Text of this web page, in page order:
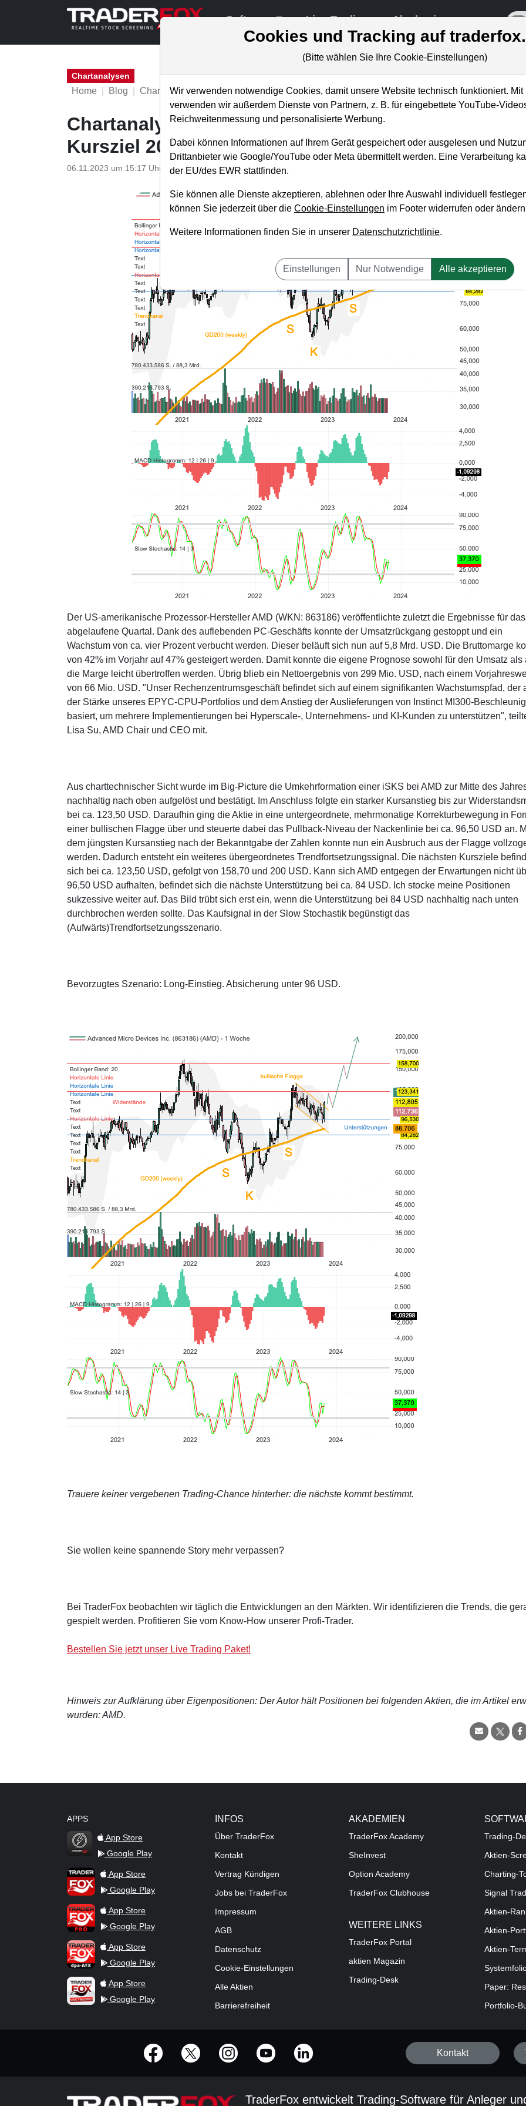
Software Live-Trading Akademie
Chartanalysen
Home Blog Chartanalysen
Chartanalyse AMD: Hoffnung auf KI-Chip beflügelt
Kursziel 200 USD!
06.11.2023 um 15:17 Uhr P. Uhlschmied
Der US-amerikanische Prozessor-Hersteller AMD (WKN: 863186) veröffentlichte zuletzt die Ergebnisse für das
abgelaufene Quartal. Dank des auflebenden PC-Geschäfts konnte der Umsatzrückgang gestoppt und ein
Wachstum von ca. vier Prozent verbucht werden. Dieser beläuft sich nun auf 5,8 Mrd. USD. Die Bruttomarge
von 42% im Vorjahr auf 47% gesteigert werden. Damit konnte die eigene Prognose sowohl für den Umsatz als
die Marge leicht übertroffen werden. Übrig blieb ein Nettoergebnis von 299 Mio. USD, nach einem
von 66 Mio. USD. "Unser Rechenzentrumsgeschäft befindet sich auf einem signifikanten Wachstumspfad, der
der Stärke unseres EPYC-CPU-Portfolios und dem Anstieg der Auslieferungen von Instinct MI300-
basiert, um mehrere Implementierungen bei Hyperscale-, Unternehmens- und KI-Kunden zu unterstützen",
Lisa Su, AMD Chair und CEO mit.
Aus charttechnischer Sicht wurde im Big-Picture die Umkehrformation einer iSKS bei AMD zur Mitte des
nachhaltig nach oben aufgelöst und bestätigt. Im Anschluss folgte ein starker Kursanstieg bis zur
bei ca. 123,50 USD. Daraufhin ging die Aktie in eine untergeordnete, mehrmonatige Korrekturbewegung in
einer bullischen Flagge über und steuerte dabei das Pullback-Niveau der Nackenlinie bei ca. 96,50 USD an.
dem jüngsten Kursanstieg nach der Bekanntgabe der Zahlen konnte nun ein Ausbruch aus der Flagge
werden. Dadurch entsteht ein weiteres übergeordnetes Trendfortsetzungssignal. Die nächsten Kursziele
sich bei ca. 123,50 USD, gefolgt von 158,70 und 200 USD. Kann sich AMD entgegen der Erwartungen nicht
96,50 USD aufhalten, befindet sich die nächste Unterstützung bei ca. 84 USD. Ich stocke meine Positionen
sukzessive weiter auf. Das Bild trübt sich erst ein, wenn die Unterstützung bei 84 USD nachhaltig nach unten
durchbrochen werden sollte. Das Kaufsignal in der Slow Stochastik begünstigt das
(Aufwärts)Trendfortsetzungsszenario.
Bevorzugtes Szenario: Long-Einstieg. Absicherung unter 96 USD.
Trauere keiner vergebenen Trading-Chance hinterher: die nächste kommt bestimmt.
Sie wollen keine spannende Story mehr verpassen?
Bei TraderFox beobachten wir täglich die Entwicklungen an den Märkten. Wir identifizieren die Trends, die
gespielt werden. Profitieren Sie vom Know-How unserer Profi-Trader.
Bestellen Sie jetzt unser Live Trading Paket!
Hinweis zur Aufklärung über Eigenpositionen: Der Autor hält Positionen bei folgenden Aktien, die im Artikel
wurden: AMD.
APPS
TraderFox Flash
App Store
Google Play
TraderFox AppApp Store
Google Play
TraderFox ProApp Store
Google Play
TraderFox dpa-AFX ProFeed
App Store
Google Play
TraderFox Live Trading
App Store
Google Play
INFOS
Über TraderFox
Kontakt
Vertrag Kündigen
Jobs bei TraderFox
Impressum
AGB
Datenschutz
Cookie-Einstellungen
Alle Aktien
Barrierefreiheit
AKADEMIEN
TraderFox Academy
SheInvest
Option Academy
TraderFox Clubhouse
WEITERE LINKS
TraderFox Portal
aktien Magazin
Trading-Desk
Trading-
Aktien-
Charting-
Signal
Aktien-
Aktien-
Aktien-
Paper:
Portfolio-
offizielle Social Media-Accounts
Kontakt
TraderFox entwickelt Trading-Software für Anleger
Cookies und Tracking auf
(Bitte wählen Sie Ihre Cookie-Einstellungen)
Wir verwenden notwendige Cookies, damit unsere Website technisch funktioniert.
verwenden wir außerdem Dienste von Partnern, z. B. für eingebettete YouTube-
Reichweitenmessung und personalisierte Werbung.
Dabei können Informationen auf Ihrem Gerät gespeichert oder ausgelesen und
Drittanbieter wie Google/YouTube oder Meta übermittelt werden. Eine Verarbeitung
der EU/des EWR stattfinden.
Sie können alle Dienste akzeptieren, ablehnen oder Ihre Auswahl individuell
können Sie jederzeit über die Cookie-Einstellungen im Footer widerrufen oder
Weitere Informationen finden Sie in unserer Datenschutzrichtlinie.
Einstellungen Nur Notwendige Alle akzeptieren